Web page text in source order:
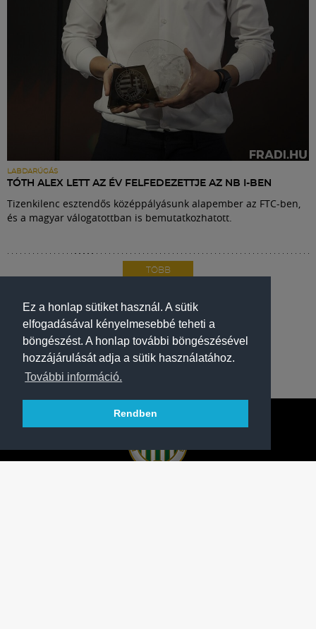
Ez a honlap sütiket használ. A sütik
elfogadásával kényelmesebbé teheti a
böngészést. A honlap további böngészésével
hozzájárulását adja a sütik használatához.
További információ.
Rendben
LABDARÚGÁS
TÓTH ALEX LETT AZ ÉV FELFEDEZETTJE AZ NB I-BEN
Tizenkilenc esztendős középpályásunk alapember az FTC-ben,
és a magyar válogatottban is bemutatkozhatott.
TÖBB